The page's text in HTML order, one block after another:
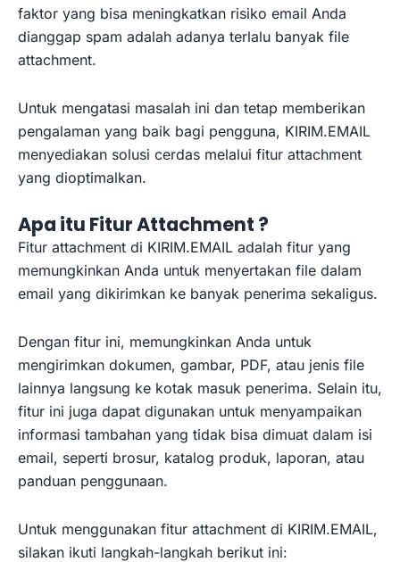
faktor yang bisa meningkatkan risiko email Anda
dianggap spam adalah adanya terlalu banyak file
attachment.
Untuk mengatasi masalah ini dan tetap memberikan
pengalaman yang baik bagi pengguna, KIRIM.EMAIL
menyediakan solusi cerdas melalui fitur attachment
yang dioptimalkan.
Apa itu Fitur Attachment ?
Fitur attachment di KIRIM.EMAIL adalah fitur yang
memungkinkan Anda untuk menyertakan file dalam
email yang dikirimkan ke banyak penerima sekaligus.
Dengan fitur ini, memungkinkan Anda untuk
mengirimkan dokumen, gambar, PDF, atau jenis file
lainnya langsung ke kotak masuk penerima. Selain itu,
fitur ini juga dapat digunakan untuk menyampaikan
informasi tambahan yang tidak bisa dimuat dalam isi
email, seperti brosur, katalog produk, laporan, atau
panduan penggunaan.
Untuk menggunakan fitur attachment di KIRIM.EMAIL,
silakan ikuti langkah-langkah berikut ini: